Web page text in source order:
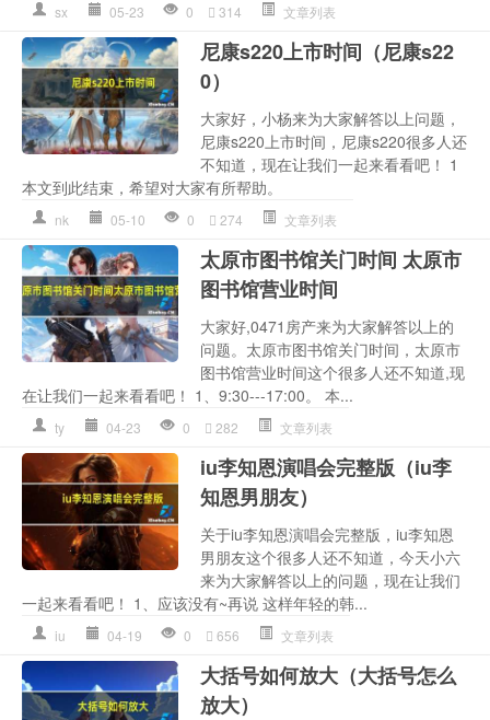
sx 05-23 0 314 文章列表
尼康s220上市时间（尼康s22
0）
大家好，小杨来为大家解答以上问题，
尼康s220上市时间，尼康s220很多人还
不知道，现在让我们一起来看看吧！ 1
本文到此结束，希望对大家有所帮助。
nk 05-10 0 274 文章列表
太原市图书馆关门时间 太原市
图书馆营业时间
大家好,0471房产来为大家解答以上的
问题。太原市图书馆关门时间，太原市
图书馆营业时间这个很多人还不知道,现
在让我们一起来看看吧！ 1、9:30---17:00。 本...
ty 04-23 0 282 文章列表
iu李知恩演唱会完整版（iu李
知恩男朋友）
关于iu李知恩演唱会完整版，iu李知恩
男朋友这个很多人还不知道，今天小六
来为大家解答以上的问题，现在让我们
一起来看看吧！ 1、应该没有~再说 这样年轻的韩...
iu 04-19 0 656 文章列表
大括号如何放大（大括号怎么
放大）